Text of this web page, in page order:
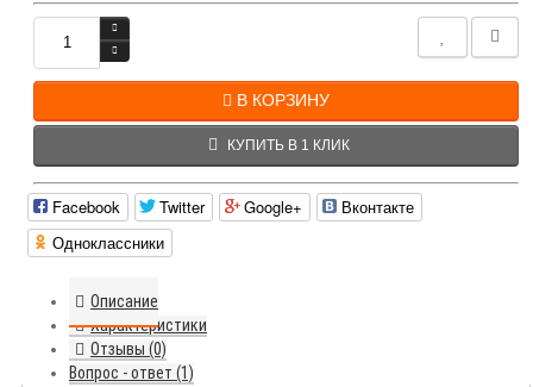
В КОРЗИНУ
КУПИТЬ В 1 КЛИК
Facebook Twitter Google+
Вконтакте
Одноклассники
Описание
Характеристики
Отзывы (0)
Вопрос - ответ (1)